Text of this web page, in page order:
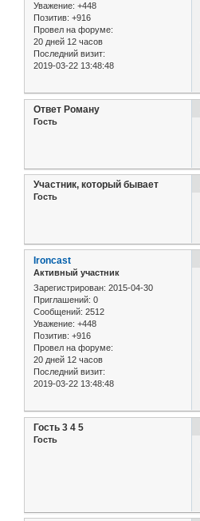
Уважение: +448
Позитив: +916
Провел на форуме:
20 дней 12 часов
Последний визит:
2019-03-22 13:48:48
Ответ Роману
Гость
Участник, который бывает
Гость
Ironcast
Активный участник
Зарегистрирован: 2015-04-30
Приглашений: 0
Сообщений: 2512
Уважение: +448
Позитив: +916
Провел на форуме:
20 дней 12 часов
Последний визит:
2019-03-22 13:48:48
Гость 3 4 5
Гость